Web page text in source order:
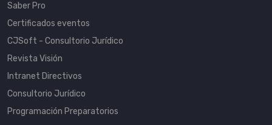
Saber Pro
Certificados eventos
CJSoft - Consultorio Jurídico
Revista Visión
Intranet Directivos
Consultorio Jurídico
Programación Preparatorios